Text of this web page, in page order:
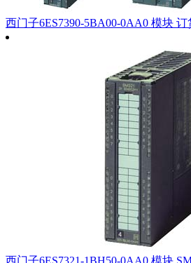
西门子6ES7390-5BA00-0AA0 模块
西门子6ES7321-1BH50-0AA0 模块